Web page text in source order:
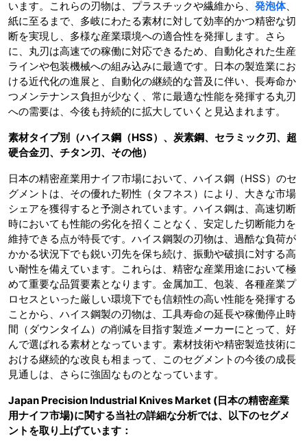
います。これらの刃物は、プラスチックや繊維から、 発泡体、
紙に至るまで、多岐にわたる素材に対して効率的かつ精密な切
断を実現し、多様な産業環境への適合性を発揮します。さら
に、丸刃は高速での稼働に対応できるため、自動化された生産
ラインや包装機械への組み込みに最適です。日本の製造業にお
ける近代化の進展と、自動化の継続的な普及に伴い、長寿命か
つメンテナンス負担が少なく、常に最適な性能を発揮する丸刃
への需要は、今後も持続的に拡大していくと見込まれます。
素材タイプ別（ハイス鋼（HSS）、炭素鋼、セラミック刃、超
硬合金刃、チタン刃、その他）
日本の精密産業用ナイフ市場において、ハイス鋼（HSS）のセ
グメントは、その優れた靭性（タフネス）により、大きな市場
シェアを獲得すると予測されています。ハイス鋼は、高速切断
時においても性能の劣化を招くことなく、安定した切断能力を
維持できる点が特長です。ハイス鋼製の刃物は、過酷な負荷が
かかる状況下でも鋭い刃先を保ち続け、振動や破損に対する高
い耐性を備えています。これらは、精密な産業用途において極
めて重要な品質要素となります。金属加工、包装、各種産業プ
ロセスといった厳しい環境下でも信頼性の高い性能を発揮する
ことから、ハイス鋼製の刃物は、工具寿命の延長や稼働停止時
間（ダウンタイム）の削減を目指す製造メーカーにとって、好
んで選ばれる素材となっています。素材技術や精密製造技術に
おける継続的な改良も相まって、このセグメントの今後の成長
見通しは、さらに強固なものとなっています。
Japan Precision Industrial Knives Market (日本の精密産業
用ナイフ市場)に関する当社の詳細な分析では、以下のセグメ
ントを取り上げています：